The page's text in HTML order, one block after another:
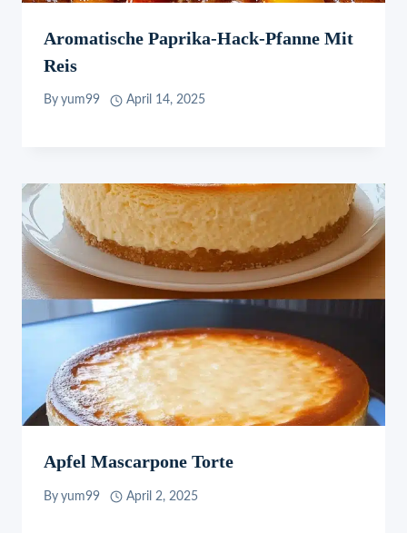
Aromatische Paprika-Hack-Pfanne Mit
Reis
By yum99 April 14, 2025
Apfel Mascarpone Torte
By yum99 April 2, 2025